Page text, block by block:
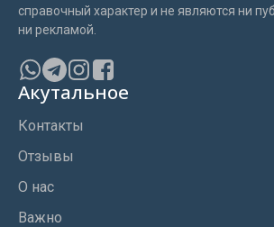
справочный характер и не являются ни
ни рекламой.
Акутальное
Контакты
Отзывы
О нас
Важно